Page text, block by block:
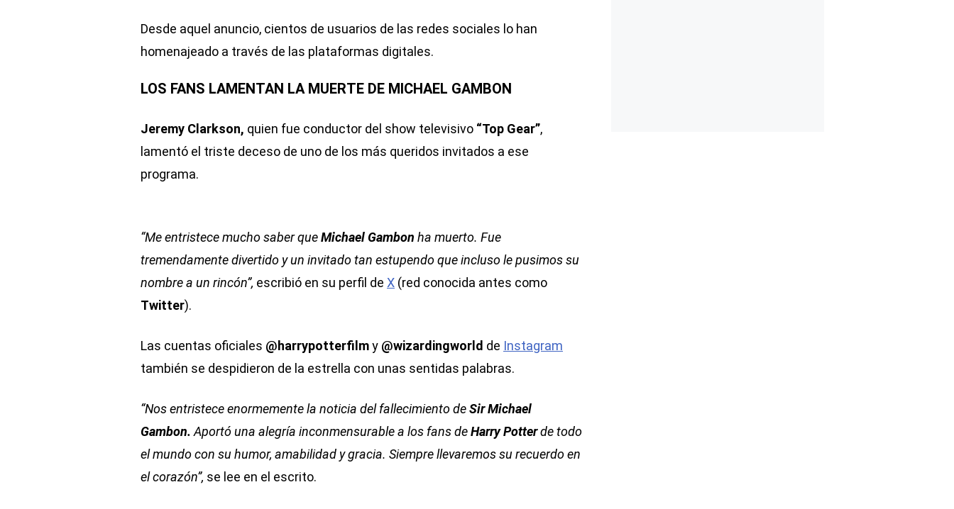
Desde aquel anuncio, cientos de usuarios de las redes sociales lo han
homenajeado a través de las plataformas digitales.
LOS FANS LAMENTAN LA MUERTE DE MICHAEL GAMBON
Jeremy Clarkson, quien fue conductor del show televisivo “Top Gear”,
lamentó el triste deceso de uno de los más queridos invitados a ese
programa.
“Me entristece mucho saber queMichael Gambon ha muerto. Fue
tremendamente divertido y un invitado tan estupendo que incluso le pusimos su
nombre a un rincón”, escribió en su perfil de X (red conocida antes como
Twitter).
Las cuentas oficiales @harrypotterfilmy @wizardingworld de Instagram
también se despidieron de la estrella con unas sentidas palabras.
“Nos entristece enormemente la noticia del fallecimiento deSir Michael
Gambon. Aportó una alegría inconmensurable a los fans deHarry Potterde todo
el mundo con su humor, amabilidad y gracia. Siempre llevaremos su recuerdo en
el corazón”, se lee en el escrito.